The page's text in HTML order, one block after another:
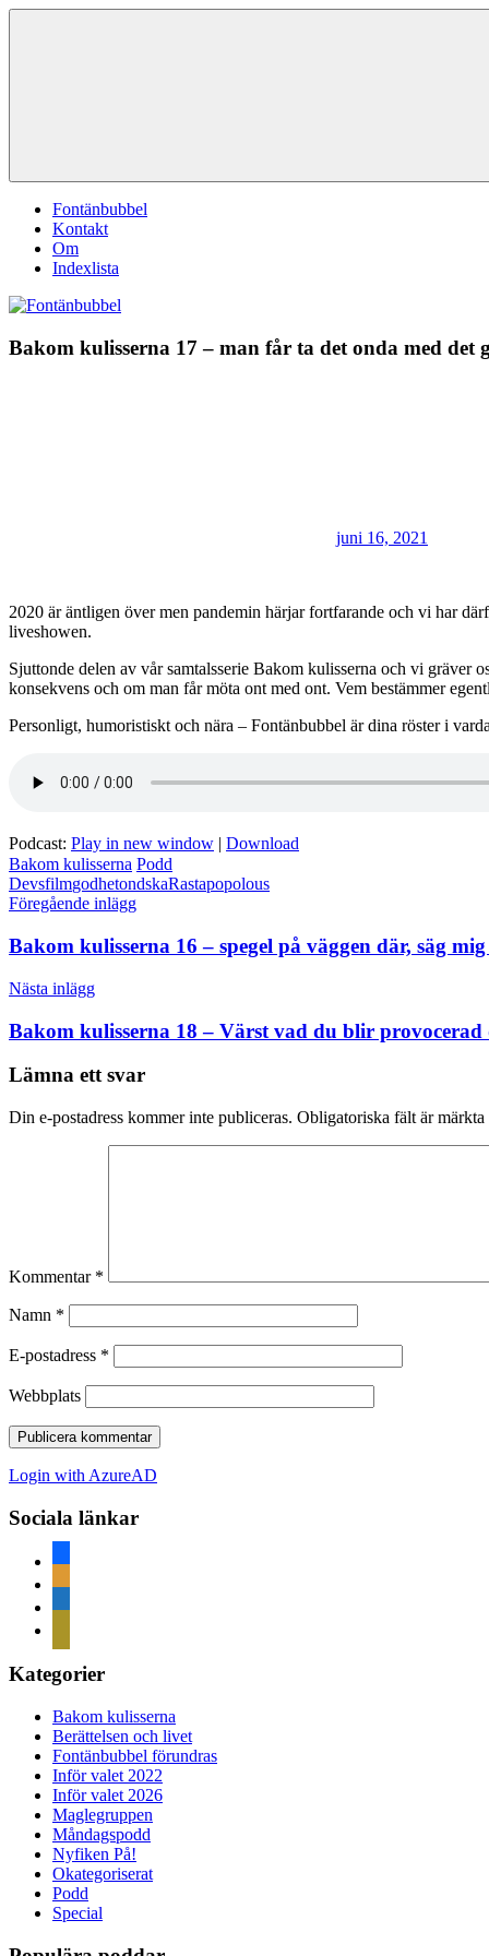
Hoppa
Meny
Fontänbubbel
Kontakt
Om
Indexlista
Bakom kulisserna 17 – man får ta det onda med det
juni 16, 2021
2020 är äntligen över men pandemin härjar fortfarande och vi har
liveshowen.
Sjuttonde delen av vår samtalsserie Bakom kulisserna och vi
konsekvens och om man får möta ont med ont. Vem bestämmer
Personligt, humoristiskt och nära – Fontänbubbel är dina röster i
Podcast: Play in new window | Download
Bakom kulisserna Podd
DevsfilmgodhetondskaRastapopolous
Inläggsnavigering
Föregående inlägg
Bakom kulisserna 16 – spegel på väggen där, säg
Nästa inlägg
Bakom kulisserna 18 – Värst vad du blir provocerad
Lämna ett svar
Din e-postadress kommer inte publiceras. Obligatoriska fält är märkta
Kommentar *
Namn *
E-postadress *
Webbplats
Login with AzureAD
Sociala länkar
Kategorier
Bakom kulisserna
Berättelsen och livet
Fontänbubbel förundras
Inför valet 2022
Inför valet 2026
Maglegruppen
Måndagspodd
Nyfiken På!
Okategoriserat
Podd
Special